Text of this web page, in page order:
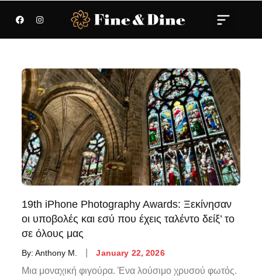
19th iPhone Photography Awards: Ξεκίνησαν
οι υποβολές και εσύ που έχεις ταλέντο δείξ’ το
σε όλους μας
By:Anthony M. January 22, 2026
Μια μοναχική φιγούρα. Ένα λούσιμο χρυσού φωτός.